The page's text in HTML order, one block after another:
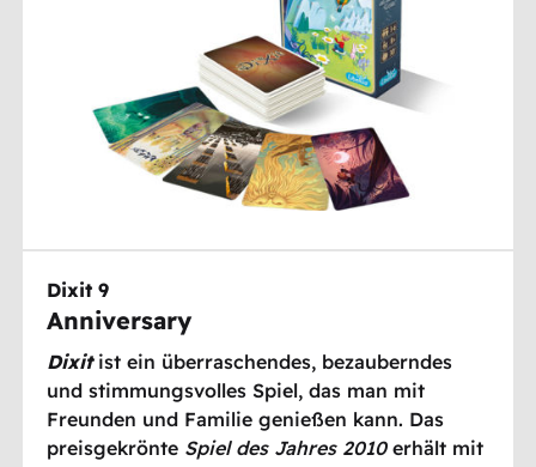
Dixit 9
Anniversary
Dixitist ein überraschendes, bezauberndes
und stimmungsvolles Spiel, das man mit
Freunden und Familie genießen kann. Das
preisgekrönte Spiel des Jahres 2010erhält mit